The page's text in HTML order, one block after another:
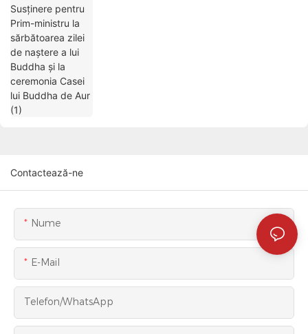
Contactează-ne
Nume
E-Mail
Telefon/WhatsApp